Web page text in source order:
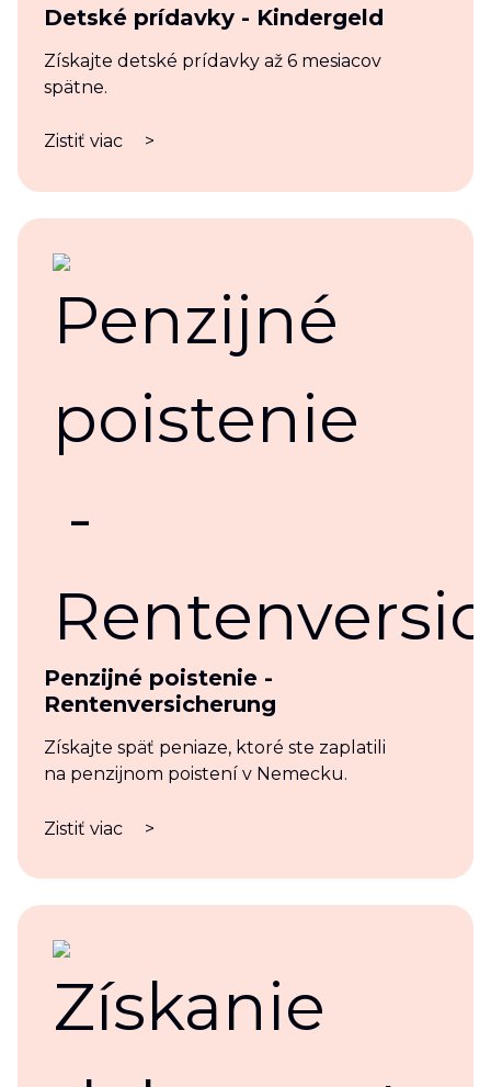
Detské prídavky - Kindergeld
Získajte detské prídavky až 6 mesiacov
spätne.
Zistiť viac >
Penzijné poistenie -
Rentenversicherung
Získajte späť peniaze, ktoré ste zaplatili
na penzijnom poistení v Nemecku.
Zistiť viac >